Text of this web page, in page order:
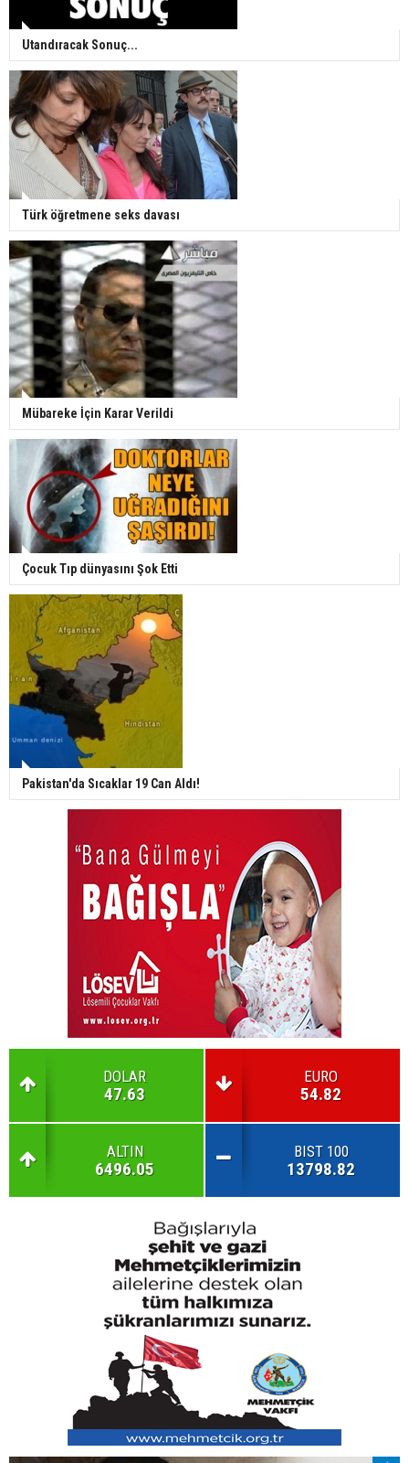
Utandıracak Sonuç...
Türk öğretmene seks davası
Mübareke İçin Karar Verildi
Çocuk Tıp dünyasını Şok Etti
Pakistan'da Sıcaklar 19 Can Aldı!
DOLAR
47.63
EURO
54.82
ALTIN
6496.05
BIST 100
13798.82